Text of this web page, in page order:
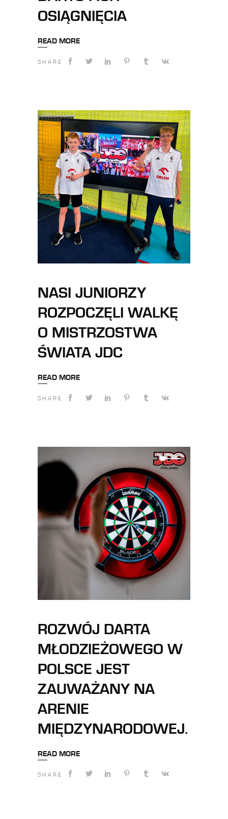
OSIĄGNIĘCIA
READ MORE
SHARE
NASI JUNIORZY
ROZPOCZĘLI WALKĘ
O MISTRZOSTWA
ŚWIATA JDC
READ MORE
SHARE
ROZWÓJ DARTA
MŁODZIEŻOWEGO W
POLSCE JEST
ZAUWAŻANY NA
ARENIE
MIĘDZYNARODOWEJ.
READ MORE
SHARE